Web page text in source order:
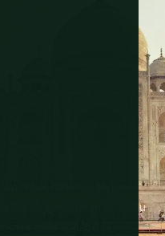
muuttanut ja tarjoaa
että se on tänään suljettu
tullivapaasti ja